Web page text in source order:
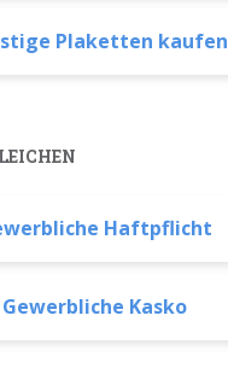
Plaketten kaufen
Haftpflicht
Gewerbliche Kasko